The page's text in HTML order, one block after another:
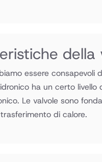
della
essere
ha un certo livello
Le valvole sono
di calore.